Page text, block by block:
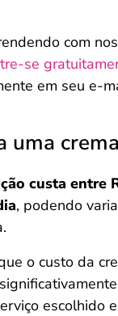
com
se
em seu e-
uma
custa entre
, podendo
o custo da
escolhido